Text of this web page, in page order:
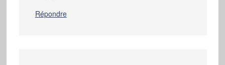
Répondre